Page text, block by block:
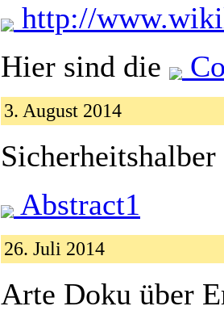
http://
Hier sind die
3. August 2014
Abstract1
26. Juli 2014
Arte Doku über